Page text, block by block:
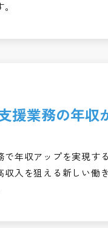
援業務の年収
年収アップを実現す
入を狙える新しい働き